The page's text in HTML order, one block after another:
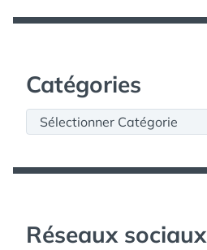
Catégories
Catégories
Réseaux sociaux